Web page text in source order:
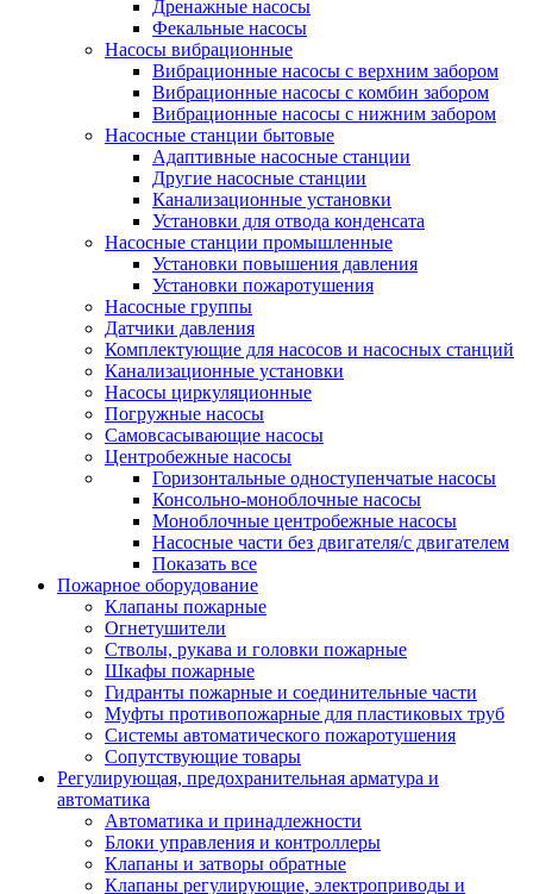
Дренажные насосы
Фекальные насосы
Насосы вибрационные
Вибрационные насосы с верхним забором
Вибрационные насосы с комбин забором
Вибрационные насосы с нижним забором
Насосные станции бытовые
Адаптивные насосные станции
Другие насосные станции
Канализационные установки
Установки для отвода конденсата
Насосные станции промышленные
Установки повышения давления
Установки пожаротушения
Насосные группы
Датчики давления
Комплектующие для насосов и насосных станций
Канализационные установки
Насосы циркуляционные
Погружные насосы
Самовсасывающие насосы
Центробежные насосы
Горизонтальные одноступенчатые насосы
Консольно-моноблочные насосы
Моноблочные центробежные насосы
Насосные части без двигателя/с двигателем
Показать все
Пожарное оборудование
Клапаны пожарные
Огнетушители
Стволы, рукава и головки пожарные
Шкафы пожарные
Гидранты пожарные и соединительные части
Муфты противопожарные для пластиковых труб
Системы автоматического пожаротушения
Сопутствующие товары
Регулирующая, предохранительная арматура и
автоматика
Автоматика и принадлежности
Блоки управления и контроллеры
Клапаны и затворы обратные
Клапаны регулирующие, электроприводы и